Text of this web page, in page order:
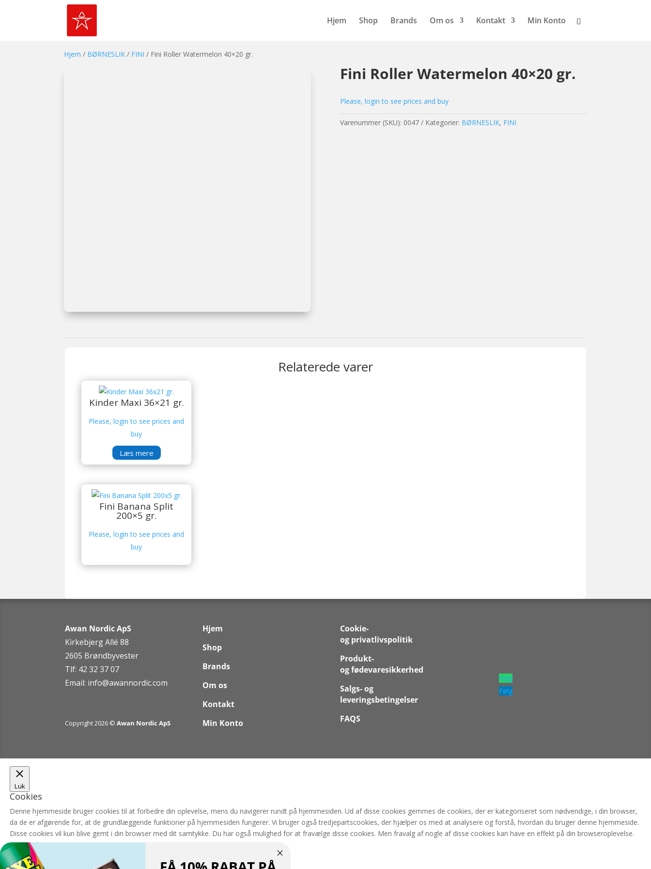
Hjem Shop Brands Om os Kontakt Min Konto
Hjem / BØRNESLIK / FINI / Fini Roller Watermelon 40×20 gr.
Fini Roller Watermelon 40×20 gr.
Please, login to see prices and buy
Varenummer (SKU): 0047 Kategorier: BØRNESLIK, FINI
Relaterede varer
Kinder Maxi 36×21 gr.
Please, login to see prices and
buy
Læs mere
Fini Banana Split
200×5 gr.
Please, login to see prices and
buy
Awan Nordic ApS
Kirkebjerg Allé 88
2605 Brøndbyvester
Tlf: 42 32 37 07
Email: info@awannordic.com
Copyright 2026 ©Awan Nordic ApS
Hjem
Shop
Brands
Om os
Kontakt
Min Konto
Cookie-
og privatlivspolitik
Produkt-
og fødevaresikkerhed
Salgs- og
leveringsbetingelser
FAQS
Følg
Følg
Luk
Cookies
Denne hjemmeside bruger cookies til at forbedre din oplevelse, mens du navigerer rundt på hjemmesiden. Ud af disse cookies gemmes de cookies, der er kategoriseret som nødvendige, i din browser,
da de er afgørende for, at de grundlæggende funktioner på hjemmesiden fungerer. Vi bruger også tredjepartscookies, der hjælper os med at analysere og forstå, hvordan du bruger denne hjemmeside.
Disse cookies vil kun blive gemt i din browser med dit samtykke. Du har også mulighed for at fravælge disse cookies. Men fravalg af nogle af disse cookies kan have en effekt på din browseroplevelse.
Nødvendigt
Nødvendigt
Altid aktiveret